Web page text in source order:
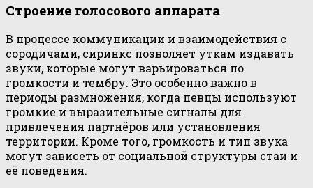
Строение голосового аппарата
В процессе коммуникации и взаимодействия с
сородичами, сиринкс позволяет уткам издавать
звуки, которые могут варьироваться по
громкости и тембру. Это особенно важно в
периоды размножения, когда певцы используют
громкие и выразительные сигналы для
привлечения партнёров или установления
территории. Кроме того, громкость и тип звука
могут зависеть от социальной структуры стаи и
её поведения.